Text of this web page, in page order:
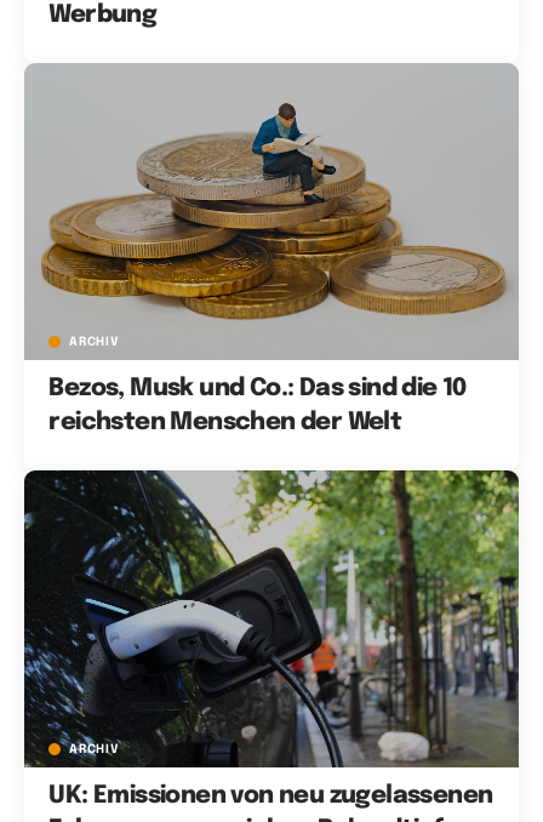
Werbung
ARCHIV
Bezos, Musk und Co.: Das sind die 10
reichsten Menschen der Welt
ARCHIV
UK: Emissionen von neu zugelassenen